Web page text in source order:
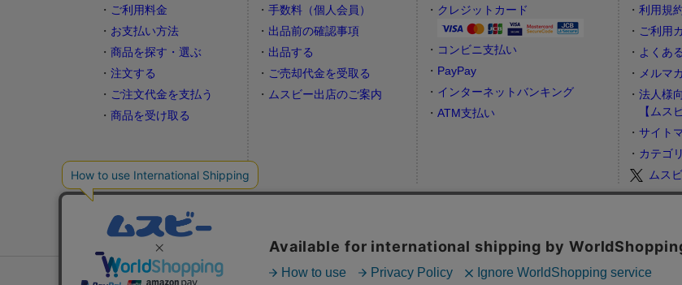
ご利用料金
お支払い方法
商品を探す・選ぶ
注文する
ご注文代金を支払う
商品を受け取る
手数料（個人会員）
出品前の確認事項
出品する
ご売却代金を受取る
ムスビー出店のご案内
クレジットカード
コンビニ支払い
PayPay
インターネットバンキング
ATM支払い
利用規
ご利用
よくあ
メルマ
法人様
【ムス
サイト
カテゴ
ムス
おすすめ生活情報サービス： 不動産査定 地域・行政情報 収益物件 チケット売買 How to buy tickets in